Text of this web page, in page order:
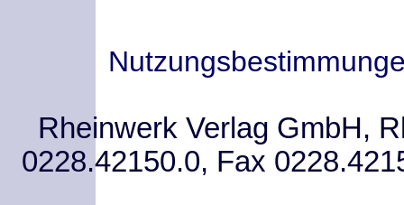
Rheinwerk Verlag GmbH,
0228.42150.0, Fax